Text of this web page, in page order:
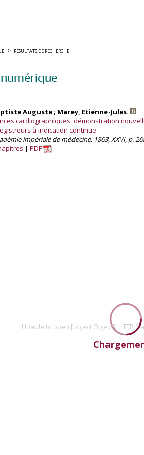
RÉSULTATS DE RECHERCHE
Auguste ; Marey, Etienne-Jules.
cardiographiques: démonstration
à indication continue
impériale de médecine, 1863, XXVI, p.
PDF
Unable to open [object Object]: HTTP 0